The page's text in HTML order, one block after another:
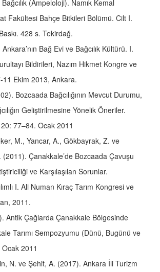
(Ampeloloji). Namık Kemal
Fakültesi Bahçe Bitkileri Bölümü. Cilt I.
428 s. Tekirdağ.
Bağ Evi ve Bağcılık Kültürü. I.
Bildirileri, Nazım Hikmet Kongre ve
Ekim 2013, Ankara.
Bozcaada Bağcılığının Mevcut Durumu,
Geliştirilmesine Yönelik Öneriler.
77–84. Ocak 2011
M., Yancar, A., Gökbayrak, Z. ve
Çanakkale’de Bozcaada Çavuşu
ve Karşılaşılan Sorunlar.
I. Ali Numan Kıraç Tarım Kongresi ve
2011.
Antik Çağlarda Çanakkale Bölgesinde
Tarımı Sempozyumu (Dünü, Bugünü ve
2011
N. ve Şehit, A. (2017). Ankara İli Turizm